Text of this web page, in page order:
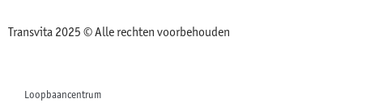
Transvita 2025 © Alle rechten voorbehouden
Loopbaancentrum